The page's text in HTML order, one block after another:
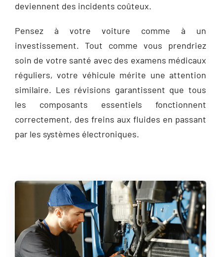
deviennent des incidents coûteux.
Pensez à votre voiture comme à un
investissement. Tout comme vous prendriez
soin de votre santé avec des examens médicaux
réguliers, votre véhicule mérite une attention
similaire. Les révisions garantissent que tous
les composants essentiels fonctionnent
correctement, des freins aux fluides en passant
par les systèmes électroniques.